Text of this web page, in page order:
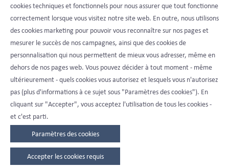
cookies techniques et fonctionnels pour nous assurer que tout fonctionne
correctement lorsque vous visitez notre site web. En outre, nous utilisons
des cookies marketing pour pouvoir vous reconnaître sur nos pages et
mesurer le succès de nos campagnes, ainsi que des cookies de
personnalisation qui nous permettent de mieux vous adresser, même en
dehors de nos pages web. Vous pouvez décider à tout moment - même
ultérieurement - quels cookies vous autorisez et lesquels vous n'autorisez
pas (plus d'informations à ce sujet sous "Paramètres des cookies"). En
cliquant sur "Accepter", vous acceptez l'utilisation de tous les cookies -
et c'est parti.
Paramètres des cookies
Accepter les cookies requis